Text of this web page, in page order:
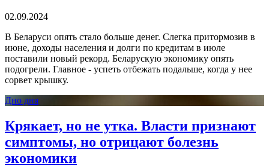
02.09.2024
В Беларуси опять стало больше денег. Слегка притормозив в
июне, доходы населения и долги по кредитам в июле
поставили новый рекорд. Беларускую экономику опять
подогрели. Главное - успеть отбежать подальше, когда у нее
сорвет крышку.
Дно дня
Крякает, но не утка. Власти признают
симптомы, но отрицают болезнь
экономики